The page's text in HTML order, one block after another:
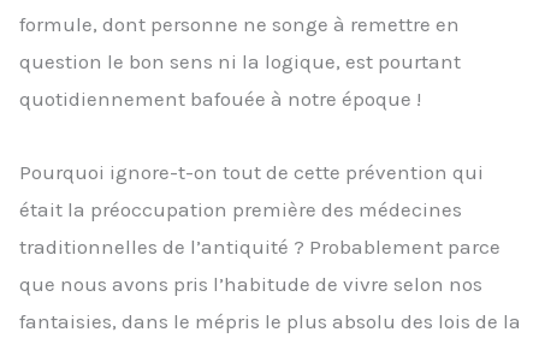
formule, dont personne ne songe à remettre en
question le bon sens ni la logique, est pourtant
quotidiennement bafouée à notre époque !
Pourquoi ignore-t-on tout de cette prévention qui
était la préoccupation première des médecines
traditionnelles de l’antiquité ? Probablement parce
que nous avons pris l’habitude de vivre selon nos
fantaisies, dans le mépris le plus absolu des lois de la